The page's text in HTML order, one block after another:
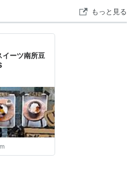
ている2022年に大阪、天神橋筋
分。オーナーが台湾出身の…
もっと見る
イーツ南所豆